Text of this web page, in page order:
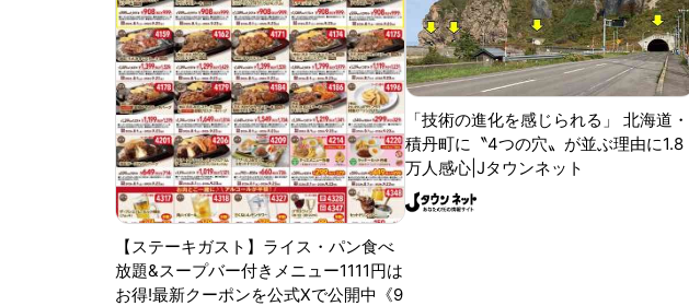
【ステーキガスト】ライス・パン食べ
放題&スープバー付きメニュー1111円は
お得!最新クーポンを公式Xで公開中《9
「技術の進化を感じられる」 北海道・
積丹町に〝4つの穴〟が並ぶ理由に1.8
万人感心|Jタウンネット